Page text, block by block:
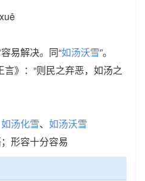
易解决。同“如汤沃雪”。
言》：“则民之弃恶，如汤之
如汤化雪、 如汤沃雪
形容十分容易